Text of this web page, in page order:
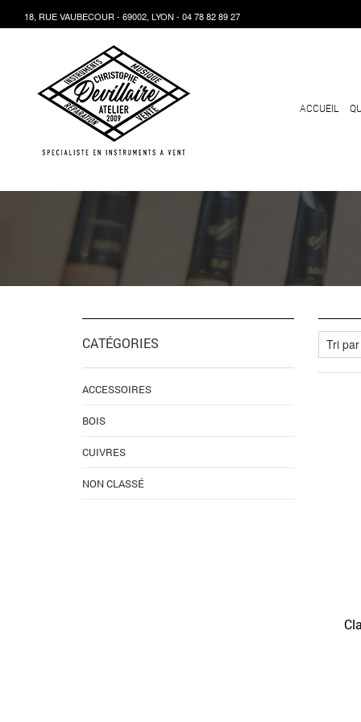
18, RUE VAUBECOUR - 69002, LYON - 04 78 82 89 27
ACCUEIL
CATÉGORIES
ACCESSOIRES
BOIS
CUIVRES
NON CLASSÉ